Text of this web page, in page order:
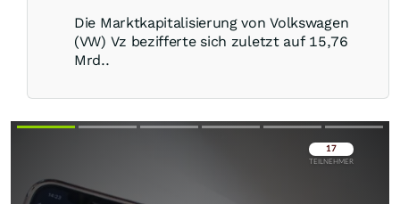
Die Marktkapitalisierung von Volkswagen
(VW) Vz bezifferte sich zuletzt auf 15,76
Mrd..